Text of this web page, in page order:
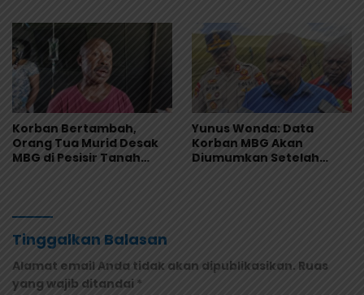
Korban Bertambah,
Orang Tua Murid Desak
MBG di Pesisir Tanah
Yunus Wonda: Data
Korban MBG Akan
Diumumkan Setelah
Tinggalkan Balasan
Alamat email Anda tidak akan dipublikasikan. Ruas
yang wajib ditandai *